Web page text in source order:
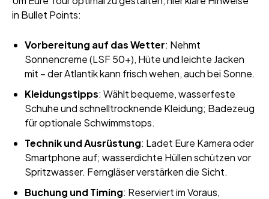
in Bullet Points:
Vorbereitung auf das Wetter: Nehmt
Sonnencreme (LSF 50+), Hüte und leichte Jacken
mit – der Atlantik kann frisch wehen, auch bei Sonne.
Kleidungstipps: Wählt bequeme, wasserfeste
Schuhe und schnelltrocknende Kleidung; Badezeug
für optionale Schwimmstops.
Technik und Ausrüstung: Ladet Eure Kamera oder
Smartphone auf; wasserdichte Hüllen schützen vor
Spritzwasser. Ferngläser verstärken die Sicht.
Buchung und Timing: Reserviert im Voraus,